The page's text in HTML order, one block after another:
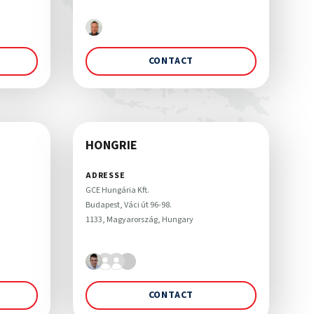
CONTACT
HONGRIE
ADRESSE
GCE Hungária Kft.
Budapest, Váci út 96-98.
1133, Magyarország, Hungary
CONTACT